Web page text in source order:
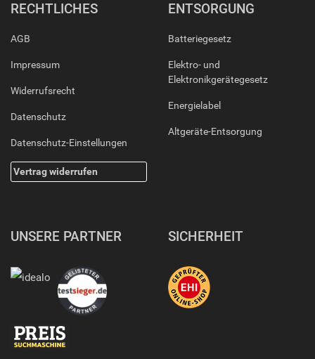
RECHTLICHES
AGB
Impressum
Widerrufsrecht
Datenschutz
Datenschutz-Einstellungen
Vertrag widerrufen
ENTSORGUNG
Batteriegesetz
Elektro- und
Elektronikgerätegesetz
Energielabel
Altgeräte-Entsorgung
UNSERE PARTNER SICHERHEIT